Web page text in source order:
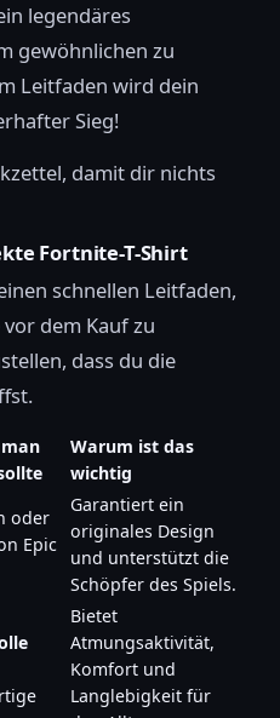
legendäres
gewöhnlichen zu
Leitfaden wird dein
Sieg!
damit dir nichts
Fortnite-T-Shirt
schnellen Leitfaden,
dem Kauf zu
dass du die
Warum ist das
wichtig
oder
Epic
Garantiert ein
originales Design
und unterstützt die
Schöpfer des Spiels.
Bietet
Atmungsaktivität,
Komfort und
Langlebigkeit für